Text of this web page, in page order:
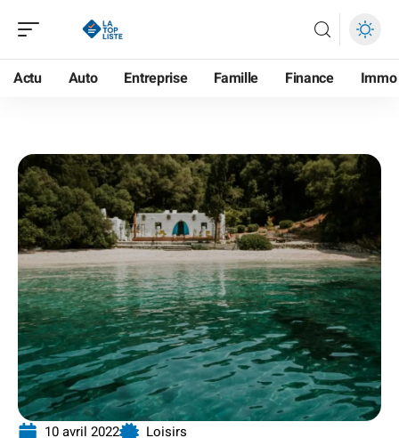
Actu Auto Entreprise Famille Finance Immo
10 avril 2022 Loisirs